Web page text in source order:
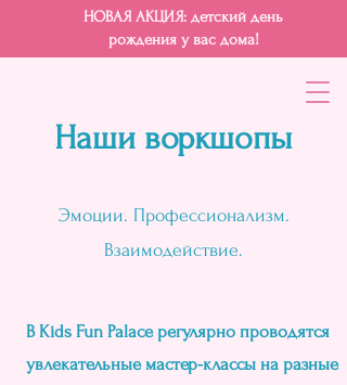
НОВАЯ АКЦИЯ: детский день
рождения у вас дома!
Наши воркшопы
Эмоции. Профессионализм.
Взаимодействие.
В Kids Fun Palace регулярно проводятся
увлекательные мастер-классы на разные